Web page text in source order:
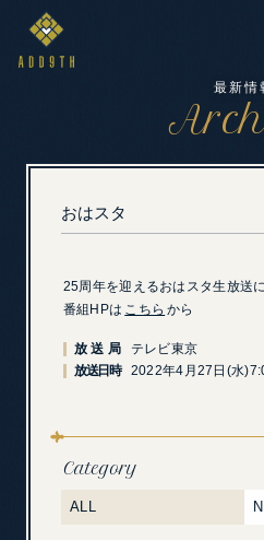
最新情
おはスタ
25周年を迎えるおはスタ生放送
番組HPは こちら から
放送局
テレビ東京
放送日時
2022年4月27日(水
Category
ALL